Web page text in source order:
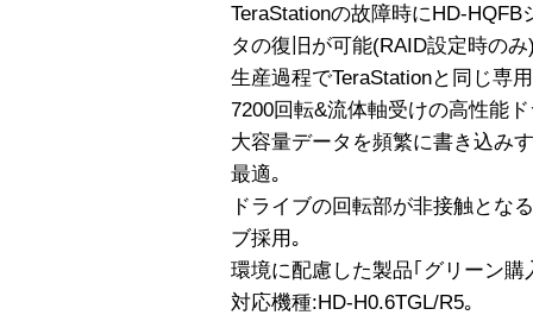
TeraStationの故障時にHD-
タの復旧が可能(RAID設定時のみ
生産過程でTeraStationと同じ専
7200回転&流体軸受けの高性能
大容量データを頻繁に書き込み
最適｡
ドライブの回転部が非接触とな
ブ採用｡
環境に配慮した製品｢グリーン購
対応機種:HD-H0.6TGL/R5｡